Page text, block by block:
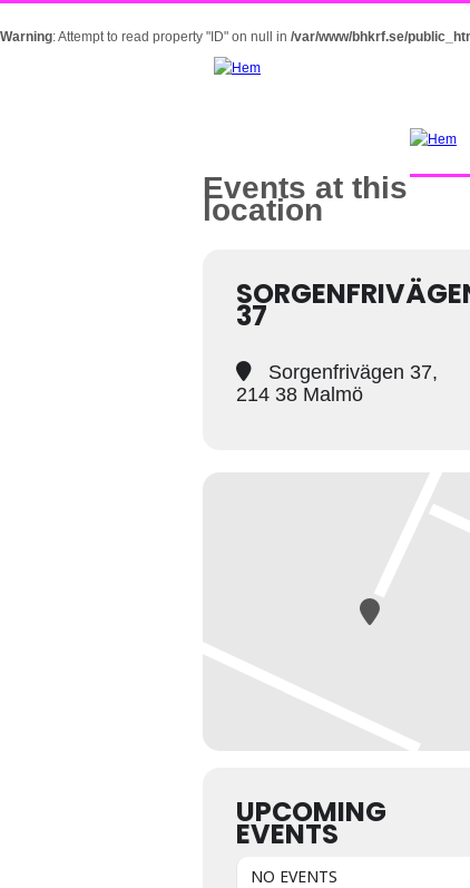
Warning: Attempt to read property "ID" on null in /var/www/bhkrf.se/
Events at this
location
37
Sorgenfrivägen 37,
214 38 Malmö
UPCOMING
EVENTS
NO EVENTS